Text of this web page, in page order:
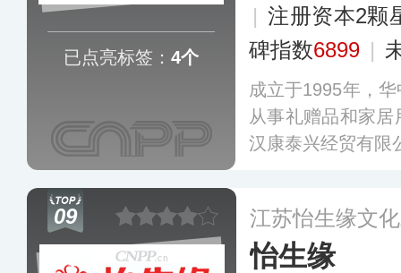
已点亮标签： 4个
| 注册资本2颗
碑指数6899 |
成立于1995年，
从事礼赠品和家
汉康泰兴经贸有限
09 江苏怡生缘文
怡生缘